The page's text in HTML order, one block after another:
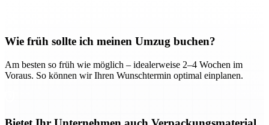
Wie früh sollte ich meinen Umzug buchen?
Am besten so früh wie möglich – idealerweise 2–4 Wochen im
Voraus. So können wir Ihren Wunschtermin optimal einplanen.